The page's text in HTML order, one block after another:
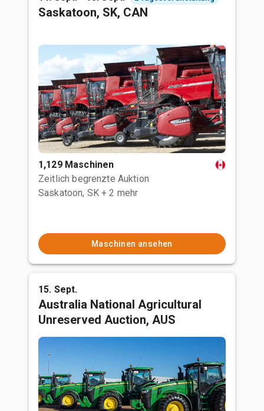
Saskatoon, SK, CAN
1,129 Maschinen
Zeitlich begrenzte Auktion
Saskatoon, SK + 2 mehr
Maschinen ansehen
15. Sept.
Australia National Agricultural
Unreserved Auction, AUS